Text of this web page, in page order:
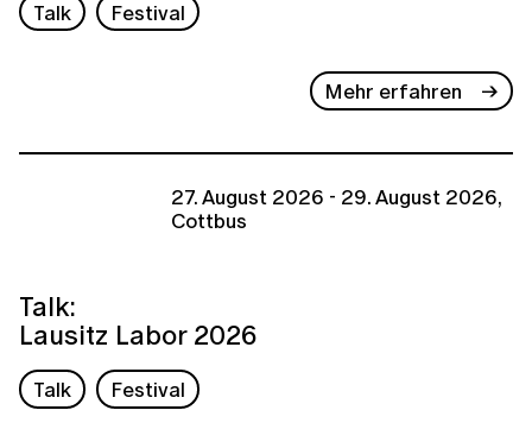
Talk Festival
Mehr erfahren
27. August 2026 - 29. August 2026,
Cottbus
Talk:
Lausitz Labor 2026
Talk Festival